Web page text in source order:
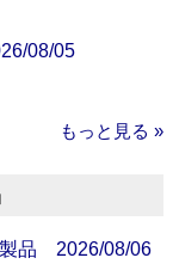
08/05
もっと見る »
製品 2026/08/06